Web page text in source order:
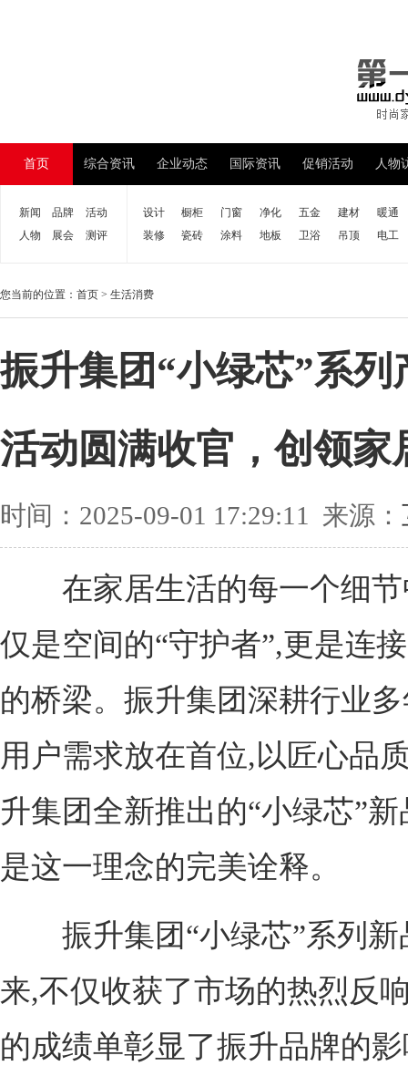
首页 综合资讯 企业动态 国际资讯 促销活动 人物
新闻 品牌
活动
人物
展会 测评
设计 橱柜 门窗 净化 五金 建材
暖通
装修
瓷砖 涂料 地板 卫浴 吊顶 电工
您当前的位置： 首页 > 生活消费
振升集团“小绿芯”系列
活动圆满收官，创领家
时间：2025-09-01 17:29:11 来源：
在家居生活的每一个细节
仅是空间的“守护者”,更是连
的桥梁。振升集团深耕行业
用户需求放在首位,以匠心品
升集团全新推出的“小绿芯”
是这一理念的完美诠释。
振升集团“小绿芯”系列新
来,不仅收获了市场的热烈反
的成绩单彰显了振升品牌的